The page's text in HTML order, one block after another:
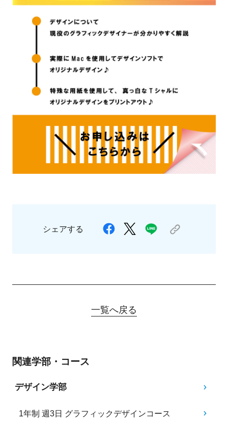
シェアする
一覧へ戻る
関連学部・コース
デザイン学部
1年制 週3日 グラフィックデザインコース